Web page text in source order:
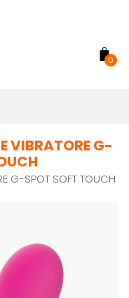
0
VIBRATORE G-
G-SPOT SOFT TOUCH